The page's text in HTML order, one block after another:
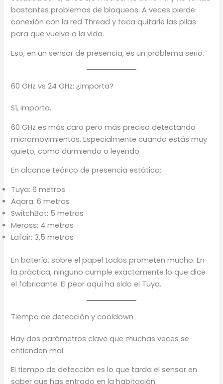
bastantes problemas de bloqueos. A veces pierde
conexión con la red Thread y toca quitarle las pilas
para que vuelva a la vida.
Eso, en un sensor de presencia, es un problema serio.
60 GHz vs 24 GHz: ¿importa?
Sí, importa.
60 GHz es más caro pero más preciso detectando
micromovimientos. Especialmente cuando estás muy
quieto, como durmiendo o leyendo.
En alcance teórico de presencia estática:
Tuya: 6 metros
Aqara: 6 metros
SwitchBot: 5 metros
Meross: 4 metros
Lafair: 3,5 metros
En batería, sobre el papel todos prometen mucho. En
la práctica, ninguno cumple exactamente lo que dice
el fabricante. El peor aquí ha sido el Tuya.
Tiempo de detección y cooldown
Hay dos parámetros clave que muchas veces se
entienden mal.
El tiempo de detección es lo que tarda el sensor en
saber que has entrado en la habitación.